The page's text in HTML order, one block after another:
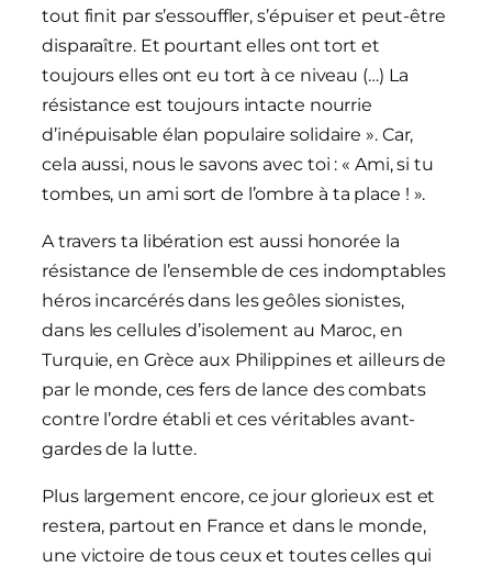
tout finit par s’essouffler, s’épuiser et peut-être
disparaître. Et pourtant elles ont tort et
toujours elles ont eu tort à ce niveau (…) La
résistance est toujours intacte nourrie
d’inépuisable élan populaire solidaire ». Car,
cela aussi, nous le savons avec toi : « Ami, si tu
tombes, un ami sort de l’ombre à ta place ! ».
A travers ta libération est aussi honorée la
résistance de l’ensemble de ces indomptables
héros incarcérés dans les geôles sionistes,
dans les cellules d’isolement au Maroc, en
Turquie, en Grèce aux Philippines et ailleurs de
par le monde, ces fers de lance des combats
contre l’ordre établi et ces véritables avant-
gardes de la lutte.
Plus largement encore, ce jour glorieux est et
restera, partout en France et dans le monde,
une victoire de tous ceux et toutes celles qui